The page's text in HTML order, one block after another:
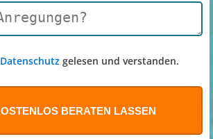
Datenschutz gelesen und verstanden.